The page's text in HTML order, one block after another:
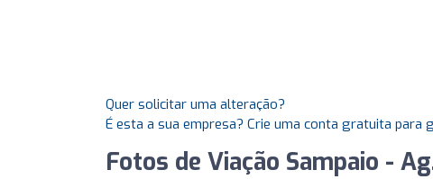
Quer solicitar uma alteração?
É esta a sua empresa? Crie uma conta gratuita para
Fotos de Viação Sampaio -